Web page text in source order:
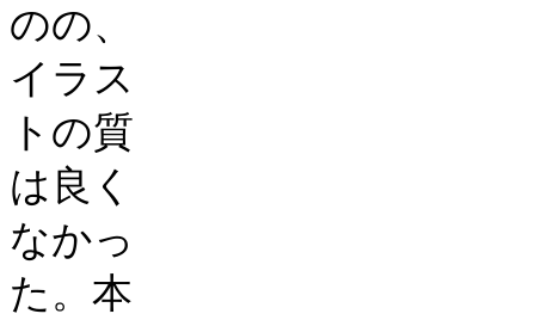
のの、
イラス
トの質
は良く
なかっ
た。本